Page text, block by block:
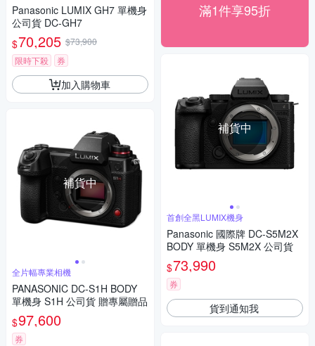
Panasonic LUMIX GH7 單機身
公司貨 DC-GH7
$70,205 $73,900
限時下殺
券
加入購物車
補貨中
全片幅專業相機
PANASONIC DC-S1H BODY
單機身 S1H 公司貨 贈專屬贈品
$97,600
券
滿1件享95折
補貨中
首創全黑LUMIX機身
Panasonic 國際牌 DC-S5M2X
BODY 單機身 S5M2X 公司貨
$73,990
券
貨到通知我